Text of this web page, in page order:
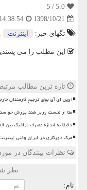
5.0
/ 5
1398/10/21
14:38:54
تگهای خبر:
اینترنت ,
این مطلب را می
تازه ترین مطالب
اوپن ای آی بهای ترجیح کارمندان
متا از نخست وزیر هند پوزش
دقیقا به اندازه مصرف ترافیک بین
مرگ دورکاری در ایران وقتی
نظرات بینندگان در
نظر
نام: